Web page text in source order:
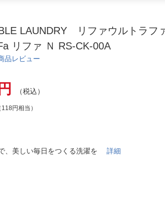
一覧からさがす
ポート
イド
LAUNDRY リファウルトラフ
リファ Ｎ RS-CK-00A
品レビュー
（税込）
118円相当）
、美しい毎日をつくる洗濯を詳細